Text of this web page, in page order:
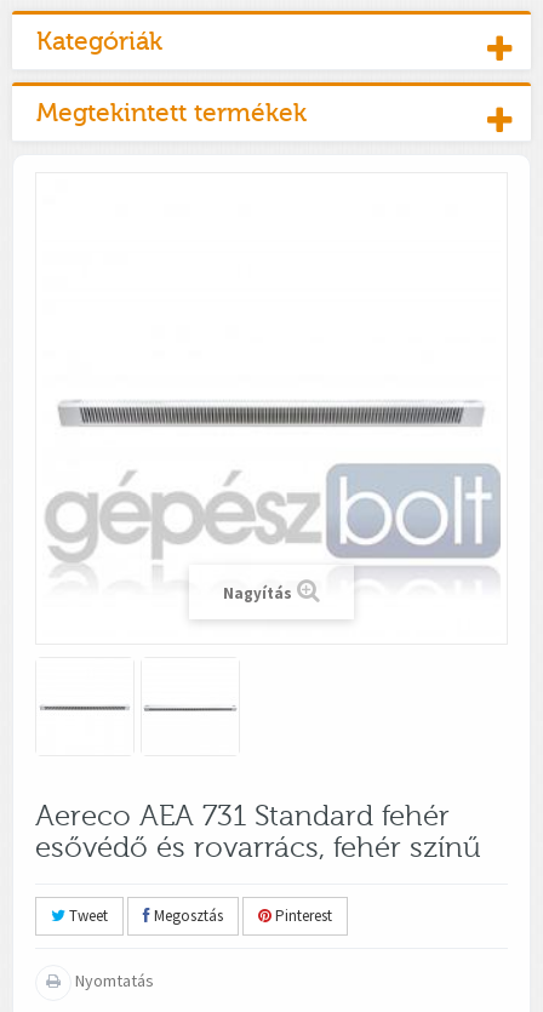
Kategóriák
Megtekintett termékek
Nagyítás
Aereco AEA 731 Standard fehér
esővédő és rovarrács, fehér színű
Tweet Megosztás Pinterest
Nyomtatás